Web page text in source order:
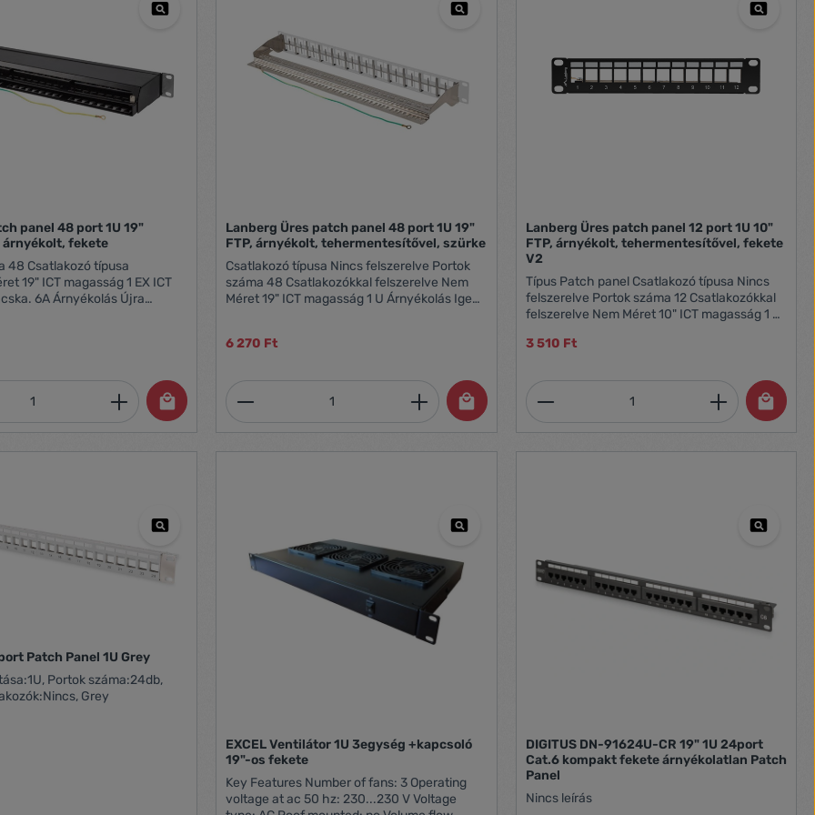
panel 48 port 1U 19"
árnyékolt, fekete
200 ciklus
mezők formájábanAdja meg a kívánt mennyiséget, vagy használja a gombokat a
Lanberg Üres patch panel 48 port 1U 19"
FTP, árnyékolt, tehermentesítővel, szürke
Csatlakozó típusa Nincs felszerelve Portok
száma 48 Csatlakozókkal felszerelve Nem
Méret 19" ICT magasság 1 U Árnyékolás Igen
formájában Igen Színes Szürke RAL szín
482.6 mm Magasság 44 mm Súly 0.48 kg
Tartalmazott tartozékok Földelő kábel, M6-os
6 270 Ft
Termékmennyiség: Adja meg a kívánt mennyiséget, vagy
Lanberg Üres patch panel 12 port 1U 10"
FTP, árnyékolt, tehermentesítővel, fekete
V2
Típus Patch panel Csatlakozó típusa Nincs
felszerelve Portok száma 12 Csatlakozókkal
felszerelve Nem Méret 10" ICT magasság 1 U
Horganyzott acél A kikötők azonosítása
T568A, T568B Szín Fekete RAL szín RAL9004
hőmérséklete -10-60 °C Tartalmazott
3 510 Ft
Termékmennyiség: Adja
Patch Panel 1U Grey
Portok száma:24db,
Grey
EXCEL Ventilátor 1U 3egység +kapcsoló
19"-os fekete
Key Features Number of fans: 3 Operating
voltage at ac 50 hz: 230...230 V Voltage
DIGITUS DN-91624U-CR 19" 1U 24port
Cat.6 kompakt fekete árnyékolatlan Patch
Panel
Nincs leírás